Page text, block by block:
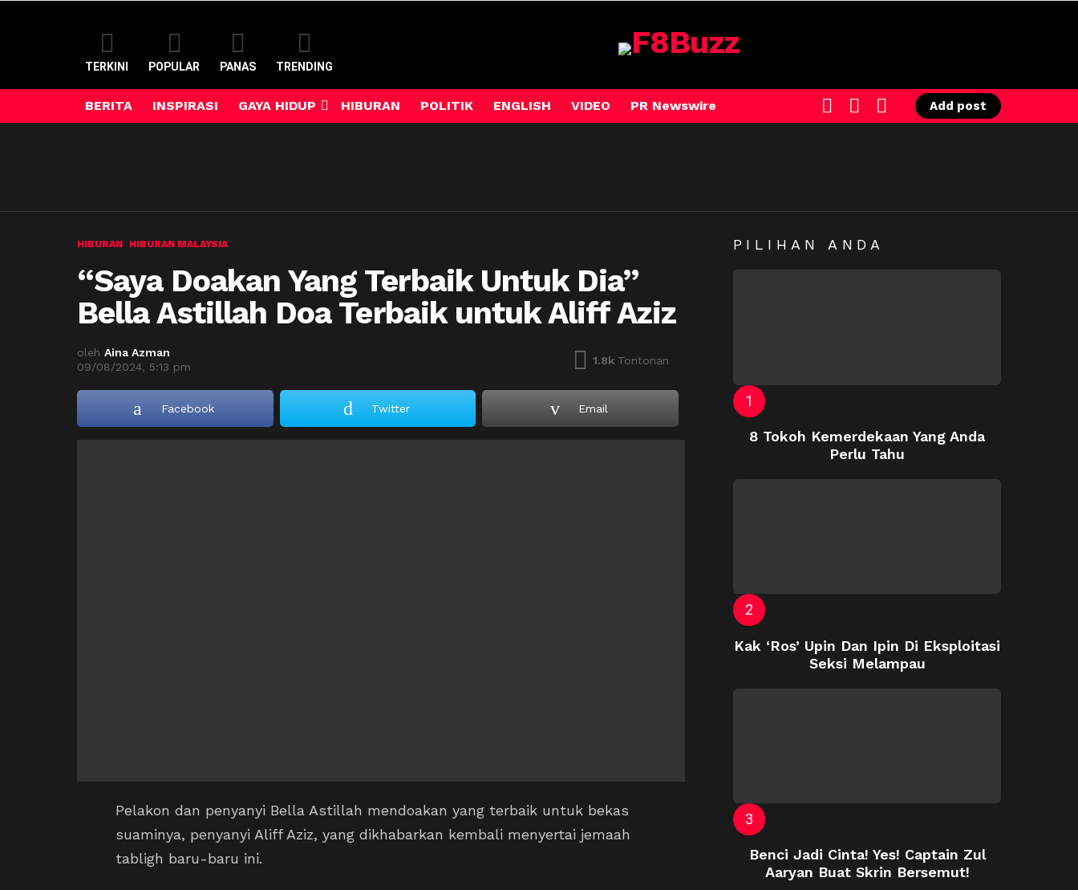
TERKINI POPULAR PANAS TRENDING
BERITA INSPIRASI GAYA HIDUP HIBURAN POLITIK ENGLISH VIDEO PR Newswire
SWITCHSEARCHLOGIN
Add post
HIBURAN HIBURAN MALAYSIA
“Saya Doakan Yang Terbaik Untuk Dia”
Bella Astillah Doa Terbaik untuk Aliff Aziz
oleh Aina Azman
09/08/2024, 5:13 pm
1.8k Tontonan
Facebook Twitter Email
Pelakon dan penyanyi Bella Astillah mendoakan yang terbaik untuk bekas
suaminya, penyanyi Aliff Aziz, yang dikhabarkan kembali menyertai jemaah
tabligh baru-baru ini.
PILIHAN ANDA
8 Tokoh Kemerdekaan Yang Anda
Perlu Tahu
Kak ‘Ros’ Upin Dan Ipin Di Eksploitasi
Seksi Melampau
Benci Jadi Cinta! Yes! Captain Zul
Aaryan Buat Skrin Bersemut!